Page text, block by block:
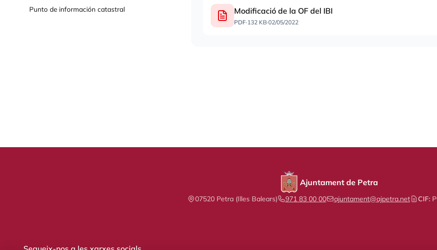
Punto de información catastral
Modificació de la OF del IBI
PDF·132 KB·02/05/2022
Ajuntament de Petra
07520 Petra (Illes Balears) 971 83 00 00 ajuntament@ajpetra.net CIF: